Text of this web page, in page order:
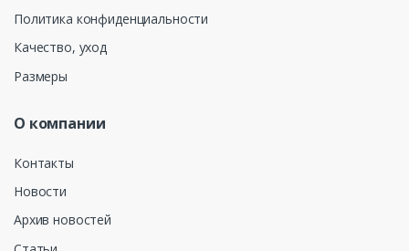
Политика конфиденциальности
Качество, уход
Размеры
О компании
Контакты
Новости
Архив новостей